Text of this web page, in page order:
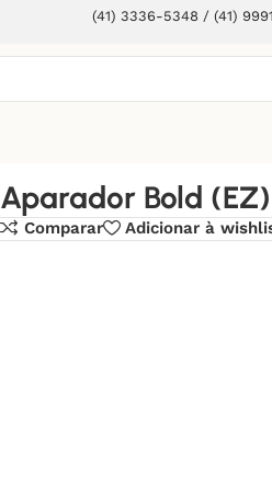
(41) 3336-5348 / (41)
Aparador Bold
Comparar Adicionar à